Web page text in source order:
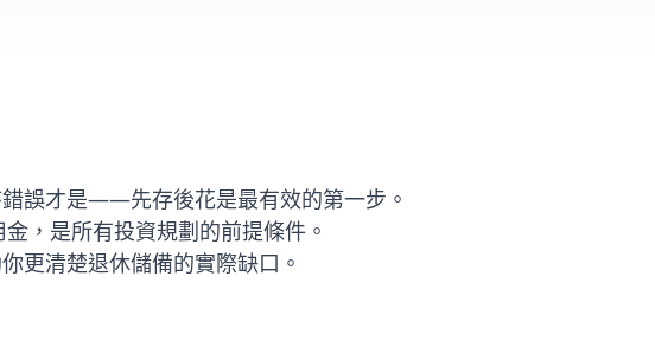
誤才是——先存後花是最有效的第一步。
，是所有投資規劃的前提條件。
更清楚退休儲備的實際缺口。